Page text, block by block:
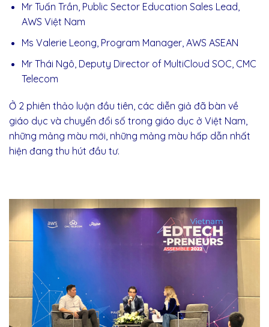
Mr Tuấn Trần, Public Sector Education Sales Lead,
AWS Việt Nam
Ms Valerie Leong, Program Manager, AWS ASEAN
Mr Thái Ngô, Deputy Director of MultiCloud SOC, CMC
Telecom
Ở 2 phiên thảo luận đầu tiên, các diễn giả đã bàn về
giáo dục và chuyển đổi số trong giáo dục ở Việt Nam,
những mảng màu mới, những mảng màu hấp dẫn nhất
hiện đang thu hút đầu tư.